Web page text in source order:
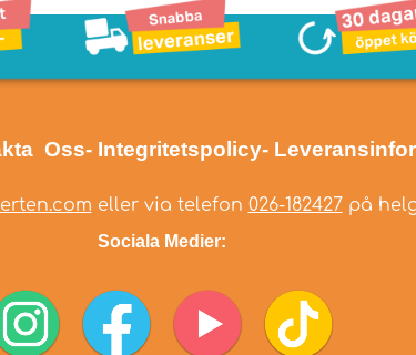
Oss- Integritetspolicy-
eller via telefon 026-182427på
Sociala Medier: